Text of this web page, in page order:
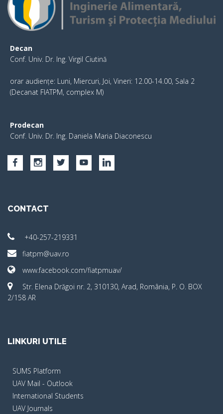
Decan
Conf. Univ. Dr. Ing. Virgil Ciutină
orar audiențe: Luni, Miercuri, Joi, Vineri: 12.00-14.00, Sala 2
(Decanat FIATPM, complex M)
Prodecan
Conf. Univ. Dr. Ing. Daniela Maria Diaconescu
CONTACT
+40-257-219331
fiatpm@uav.ro
www.facebook.com/fiatpmuav/
Str. Elena Drăgoi nr. 2, 310130, Arad, România, P. O. BOX
2/158 AR
LINKURI UTILE
SUMS Platform
UAV Mail - Outlook
International Students
UAV Journals